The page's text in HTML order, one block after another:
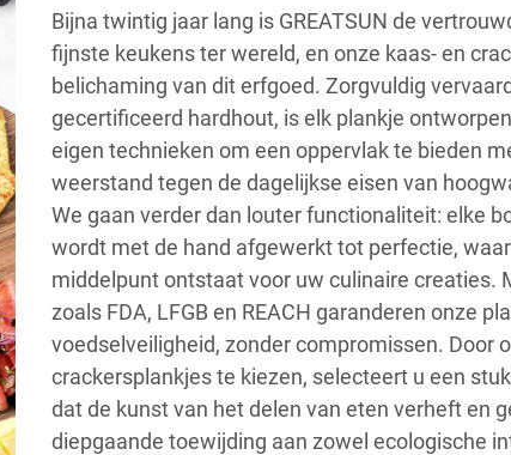
Bijna twintig jaar lang is GREATSUN de
fijnste keukens ter wereld, en onze kaas- en
belichaming van dit erfgoed. Zorgvuldig
gecertificeerd hardhout, is elk plankje
eigen technieken om een oppervlak te bieden
weerstand tegen de dagelijkse eisen van
We gaan verder dan louter functionaliteit: elke
wordt met de hand afgewerkt tot perfectie,
middelpunt ontstaat voor uw culinaire creaties.
zoals FDA, LFGB en REACH garanderen onze
voedselveiligheid, zonder compromissen. Door
crackersplankjes te kiezen, selecteert u een
dat de kunst van het delen van eten verheft en
diepgaande toewijding aan zowel ecologische